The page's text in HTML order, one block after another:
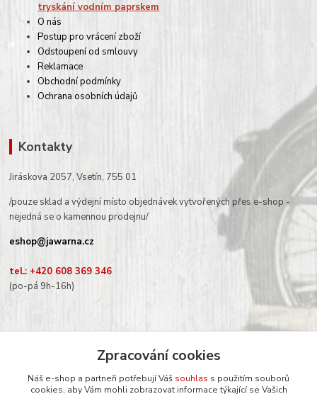
tryskání vodním paprskem
O nás
Postup pro vrácení zboží
Odstoupení od smlouvy
Reklamace
Obchodní podmínky
Ochrana osobních údajů
Kontakty
Jiráskova 2057, Vsetín, 755 01
/pouze sklad a výdejní místo objednávek vytvořených přes e-shop -
nejedná se o kamennou prodejnu/
eshop@jawarna.cz
tel.: +420 608 369 346
(po-pá 9h-16h)
Sledujte nás na Facebooku
Zpracování cookies
Náš e-shop a partneři potřebují Váš souhlas s použitím souborů
cookies, aby Vám mohli zobrazovat informace týkající se Vašich